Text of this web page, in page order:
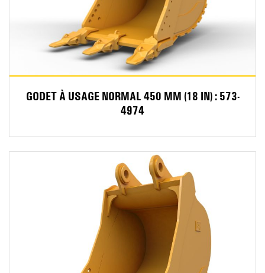
GODET À USAGE NORMAL 450 MM (18 IN) : 573-
4974